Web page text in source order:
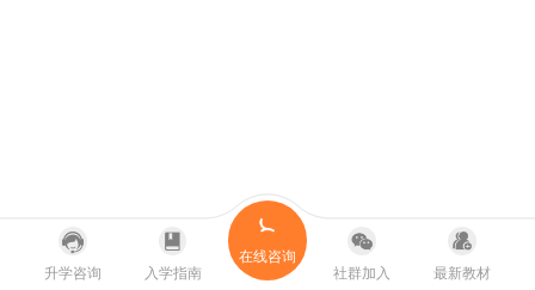
升学咨询 入学指南
在线咨询
社群加入
最新教材